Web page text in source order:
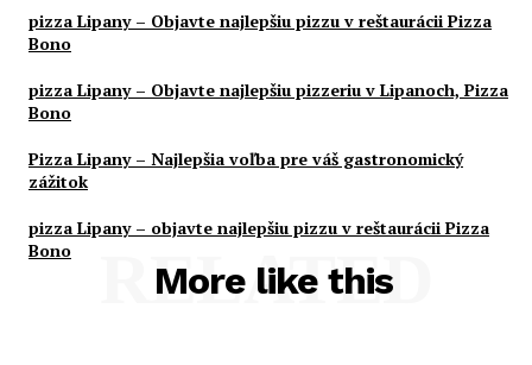
pizza Lipany – Objavte najlepšiu pizzu v reštaurácii Pizza
Bono
pizza Lipany – Objavte najlepšiu pizzeriu v Lipanoch, Pizza
Bono
Pizza Lipany – Najlepšia voľba pre váš gastronomický
zážitok
pizza Lipany – objavte najlepšiu pizzu v reštaurácii Pizza
Bono
More like this
RELATED